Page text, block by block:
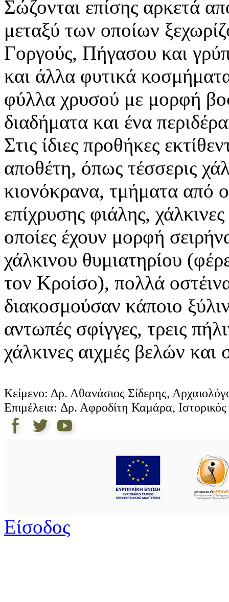
Σώζονται επίσης αρκετά
μεταξύ των οποίων
Γοργούς, Πήγασου και
και άλλα φυτικά
φύλλα χρυσού με μορφή
διαδήματα και ένα
Στις ίδιες προθήκες
αποθέτη, όπως τέσσερις
κιονόκρανα, τμήματα από
επίχρυσης φιάλης,
οποίες έχουν μορφή
χάλκινου θυμιατηρίου
τον Κροίσο), πολλά
διακοσμούσαν κάποιο
αντωπές σφίγγες, τρεις
χάλκινες αιχμές βελών και
Κείμενο: Δρ. Αθανάσιος Σίδερης,
Επιμέλεια: Δρ. Αφροδίτη Καμάρα, Ιστορικός
Είσοδος